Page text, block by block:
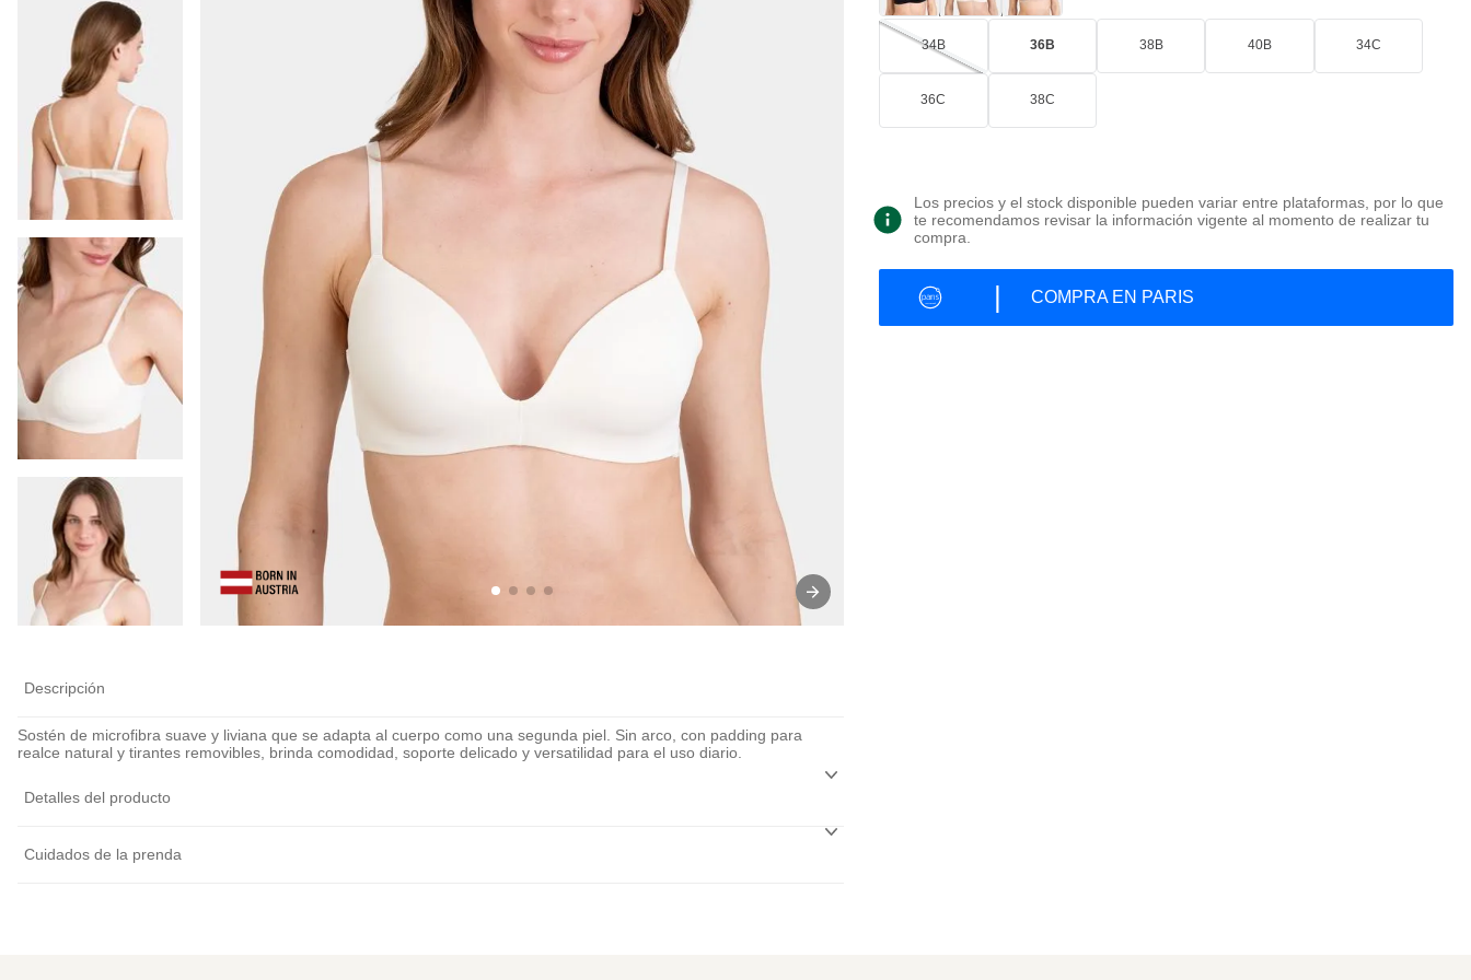
colaless
pack
Descripción
Sostén de microfibra suave y liviana que se adapta al cuerpo como una segunda piel. Sin arco, con padding para
realce natural y tirantes removibles, brinda comodidad, soporte delicado y versatilidad para el uso diario.
Detalles del producto
Cuidados de la prenda
34B 36B 38B 40B 34C
36C 38C
Los precios y el stock disponible pueden variar entre plataformas, por lo que
te recomendamos revisar la información vigente al momento de realizar tu
compra.
| COMPRA EN PARIS